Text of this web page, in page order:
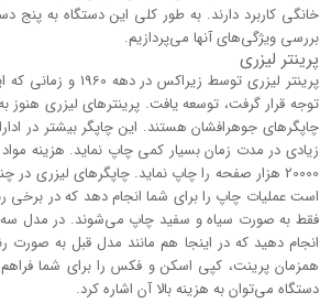
خانگی کاربرد دارند. به طور کلی این دستگاه به
بررسی ویژگی‌های آنها می‌پردازیم.
پرینتر لیزری
پرینتر لیزری
توجه قرار گرفت، توسعه یافت. پرینتر‌های لیزری هنوز
چاپگر‌های جوهرافشان هستند. این چاپگر بیشتر در
زیادی در مدت زمان بسیار کمی چاپ نماید. هزینه
20000 هزار صفحه را چاپ نماید. چاپگر‌های لیزری
است عملیات چاپ را برای شما انجام دهد که در
فقط به صورت سیاه و سفید چاپ می‌شوند. در مدل سه
انجام دهید که در اینجا هم مانند مدل قبل به
همزمان پرینت، کپی اسکن و فکس را برای شما
دستگاه می‌توان به هزینه بالا آن اشاره کرد.